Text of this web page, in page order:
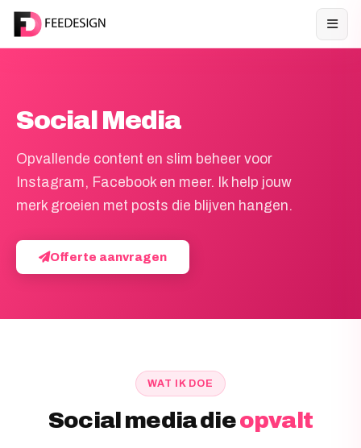
Social Media
Opvallende content en slim beheer voor
Instagram, Facebook en meer. Ik help jouw
merk groeien met posts die blijven hangen.
Offerte aanvragen
WAT IK DOE
Social media dieopvalt